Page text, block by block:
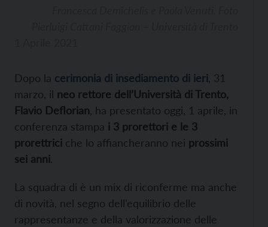
Dopo la cerimonia di insediamento di ieri , 31
marzo, il neo rettore dell’Università di Trento,
Flavio Deflorian , ha presentato oggi, 1 aprile, in
conferenza stampa i 3 prorettori e le 3
prorettrici che lo affiancheranno nei prossimi
sei anni.
La squadra di è un mix di riconferme ma anche
di novità, nel segno dell’equilibrio delle
rappresentanze e della valorizzazione delle